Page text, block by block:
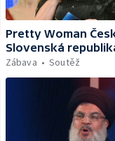
Pretty Woman
Slovenská
Zábava
Soutěž